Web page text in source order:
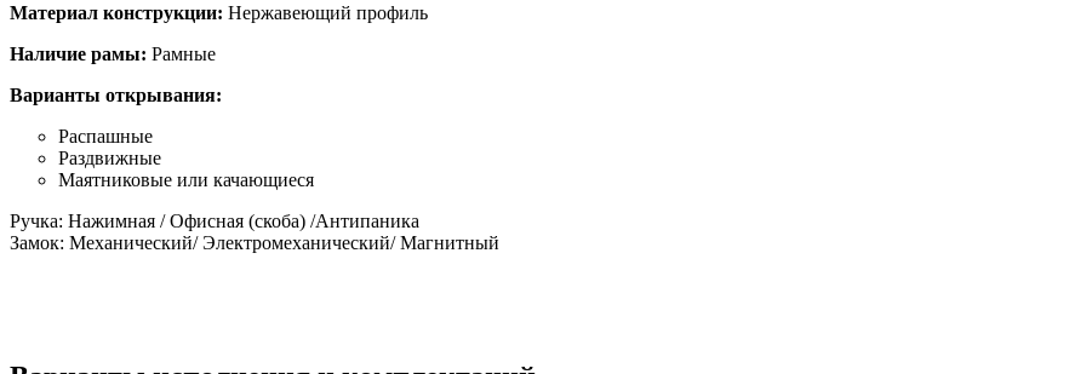
Материал конструкции: Нержавеющий профиль
Наличие рамы: Рамные
Варианты открывания:
Распашные
Раздвижные
Маятниковые или качающиеся
Ручка: Нажимная / Офисная (скоба) /Антипаника
Замок: Механический/ Электромеханический/ Магнитный